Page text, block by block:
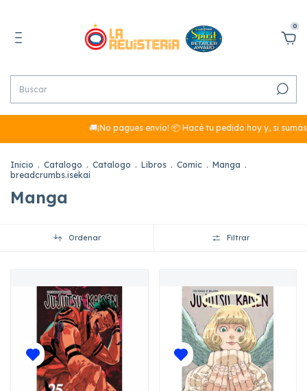
0
🚚¡No pagues envío! 📦 Hacé tu pedido hoy y, si sumás más de
Inicio . Catalogo . Catalogo . Libros . Comic . Manga .
breadcrumbs.isekai
Manga
Ordenar Filtrar